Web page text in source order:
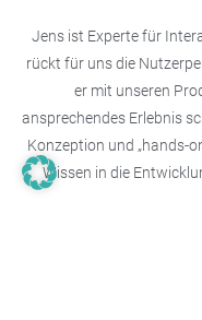
Jens ist Experte für
rückt für uns die
er mit unseren
ansprechendes Erlebnis
Konzeption und „hands-
Wissen in die